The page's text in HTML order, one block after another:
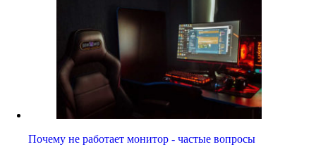
Почему не работает монитор - частые вопросы